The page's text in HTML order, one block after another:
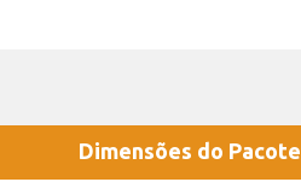
Dimensões do Pacote